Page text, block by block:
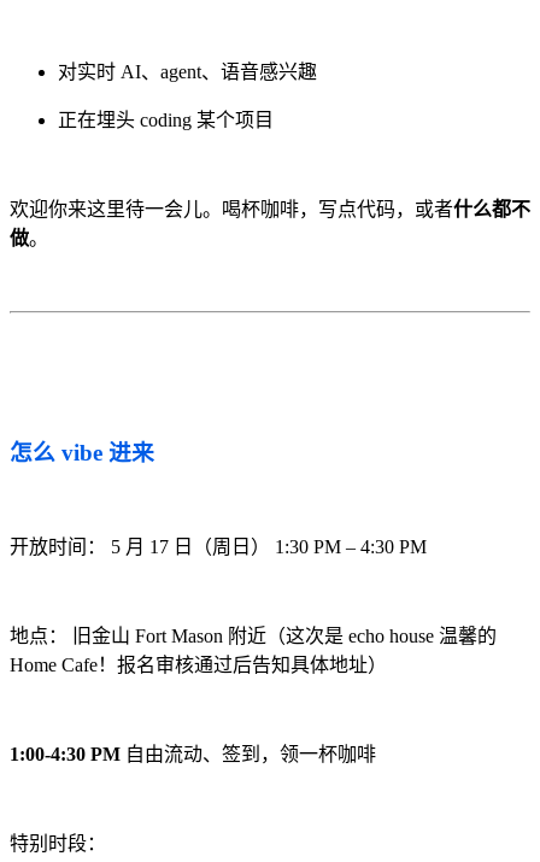
对实时 AI、agent、语音感兴趣
正在埋头 coding 某个项目
欢迎你来这里待一会儿。喝杯咖啡，写点代码，或者什么都不
做。
怎么 vibe 进来
开放时间： 5 月 17 日（周日） 1:30 PM – 4:30 PM
地点： 旧金山 Fort Mason 附近（这次是 echo house 温馨的
Home Cafe！报名审核通过后告知具体地址）
1:00-4:30 PM 自由流动、签到，领一杯咖啡
特别时段：